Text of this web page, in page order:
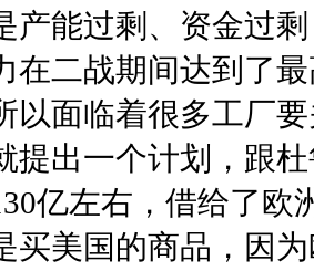
产能过剩、资金过
在二战期间达到了
以面临着很多工厂
提出一个计划，跟
亿左右，借给了
买美国的商品，因